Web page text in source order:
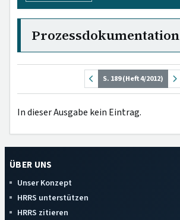
Prozessdokumentation
S. 189 (Heft 4/2012)
In dieser Ausgabe kein Eintrag.
ÜBER UNS
Unser Konzept
HRRS unterstützen
HRRS zitieren